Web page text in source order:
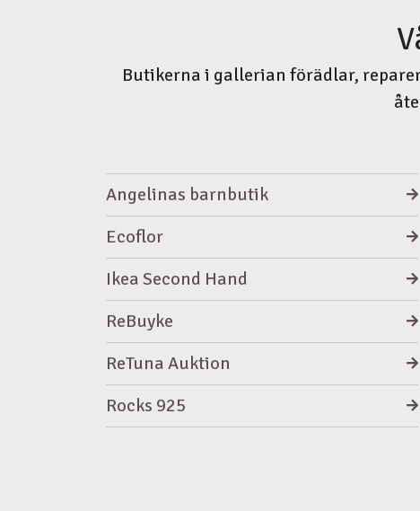
Butikerna i gallerian förädlar,
Angelinas barnbutik
Ecoflor
Ikea Second Hand
ReBuyke
ReTuna Auktion
Rocks 925